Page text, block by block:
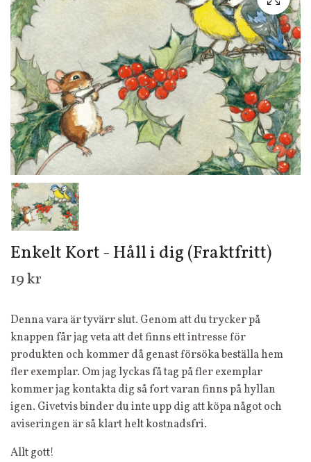
Enkelt Kort - Håll i dig (Fraktfritt)
19 kr
Denna vara är tyvärr slut. Genom att du trycker på
knappen får jag veta att det finns ett intresse för
produkten och kommer då genast försöka beställa hem
fler exemplar. Om jag lyckas få tag på fler exemplar
kommer jag kontakta dig så fort varan finns på hyllan
igen. Givetvis binder du inte upp dig att köpa något och
aviseringen är så klart helt kostnadsfri.
Allt gott!